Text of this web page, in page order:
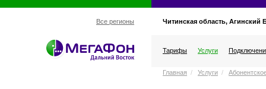
Все регионы Читинская область, Агинский
Тарифы Услуги
Главная / Услуги /